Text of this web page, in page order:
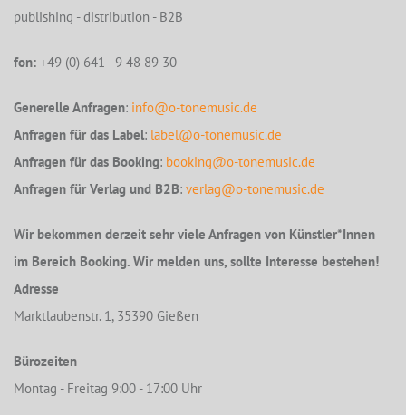
publishing - distribution - B2B
fon: +49 (0) 641 - 9 48 89 30
Generelle Anfragen: info@o-tonemusic.de
Anfragen für das Label: label@o-tonemusic.de
Anfragen für das Booking: booking@o-tonemusic.de
Anfragen für Verlag und B2B: verlag@o-tonemusic.de
Wir bekommen derzeit sehr viele Anfragen von Künstler*Innen
im Bereich Booking. Wir melden uns, sollte Interesse bestehen!
Adresse
Marktlaubenstr. 1, 35390 Gießen
Bürozeiten
Montag - Freitag 9:00 - 17:00 Uhr